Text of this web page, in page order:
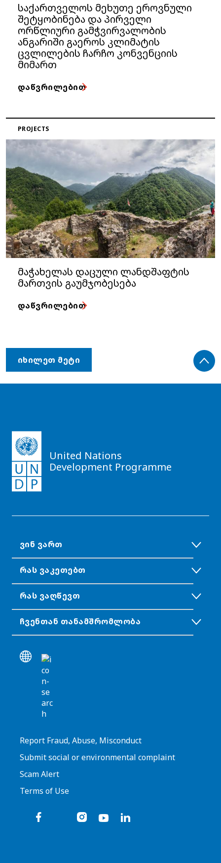
საქართველოს მეხუთე ეროვნული
შეტყობინება და პირველი
ორწლიური გამჭვირვალობის
ანგარიში გაეროს კლიმატის
ცვლილების ჩარჩო კონვენციის
მიმართ
ᲓᲐᲬᲕᲠᲘᲚᲔᲑᲘᲗ
PROJECTS
მაჭახელას დაცული ლანდშაფტის
მართვის გაუმჯობესება
ᲓᲐᲬᲕᲠᲘᲚᲔᲑᲘᲗ
ᲘᲮᲘᲚᲔᲗ ᲛᲔᲢᲘ
United Nations
Development Programme
ᲕᲘᲜ ᲕᲐᲠᲗ
ᲠᲐᲡ ᲕᲐᲙᲔᲗᲔᲑᲗ
ᲠᲐᲡ ᲕᲐᲦᲬᲔᲕᲗ
ᲩᲕᲔᲜᲗᲐᲜ ᲗᲐᲜᲐᲛᲨᲠᲝᲛᲚᲝᲑᲐ
Report Fraud, Abuse, Misconduct
Submit social or environmental complaint
Scam Alert
Terms of Use